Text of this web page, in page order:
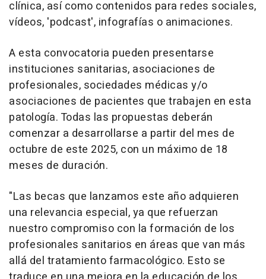
clínica, así como contenidos para redes sociales,
vídeos, 'podcast', infografías o animaciones.
A esta convocatoria pueden presentarse
instituciones sanitarias, asociaciones de
profesionales, sociedades médicas y/o
asociaciones de pacientes que trabajen en esta
patología. Todas las propuestas deberán
comenzar a desarrollarse a partir del mes de
octubre de este 2025, con un máximo de 18
meses de duración.
"Las becas que lanzamos este año adquieren
una relevancia especial, ya que refuerzan
nuestro compromiso con la formación de los
profesionales sanitarios en áreas que van más
allá del tratamiento farmacológico. Esto se